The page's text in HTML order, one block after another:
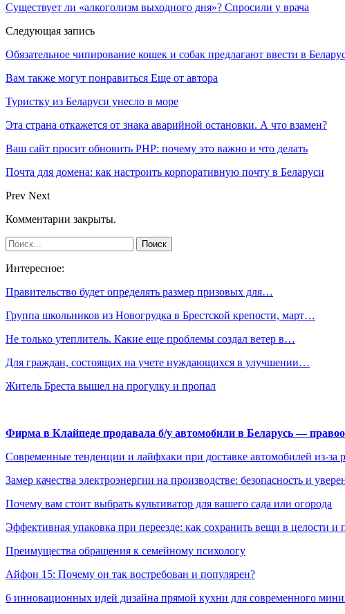
Существует ли «алкоголизм выходного дня»? Спросили у врача
Следующая запись
Обязательное чипирование кошек и собак предлагают ввести в
Вам также могут понравиться Еще от автора
Туристку из Беларуси унесло в море
Эта страна откажется от знака аварийной остановки. А что взамен?
Ваш сайт просит обновить PHP: почему это важно и что делать
Почта для домена: как настроить корпоративную почту в Беларуси
Prev Next
Комментарии закрыты.
Интересное:
Правительство будет определять размер призовых для…
Группа школьников из Новогрудка в Брестской крепости, март…
Не только утеплитель. Какие еще проблемы создал ветер в…
Для граждан, состоящих на учете нуждающихся в улучшении…
Житель Бреста вышел на прогулку и пропал
Фирма в Клайпеде продавала б/у автомобили в Беларусь —
Современные тенденции и лайфхаки при доставке автомобилей из-за
Замер качества электроэнергии на производстве: безопасность и
Почему вам стоит выбрать культиватор для вашего сада или огорода
Эффективная упаковка при переезде: как сохранить вещи в целости и
Преимущества обращения к семейному психологу
Айфон 15: Почему он так востребован и популярен?
6 инновационных идей дизайна прямой кухни для современного